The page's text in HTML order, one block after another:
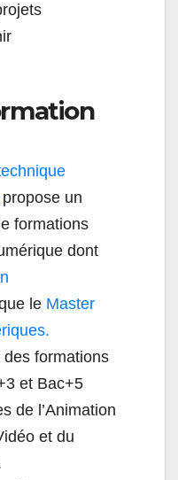
propose un
formations
dont
le Master
des formations
et Bac+5
de l’Animation
et du